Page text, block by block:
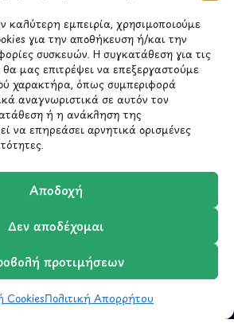
καλύτερη εμπειρία, χρησιμοποιούμε
για την αποθήκευση ή/και την
συσκευών. Η συγκατάθεση για τις
θα μας επιτρέψει να επεξεργαστούμε
χαρακτήρα, όπως συμπεριφορά
αναγνωριστικά σε αυτόν τον
ή η ανάκληση της
να επηρεάσει αρνητικά ορισμένες
Αποδοχή
Δεν αποδέχομαι
προτιμήσεων
CookiesΠολιτική Απορρήτου
μου